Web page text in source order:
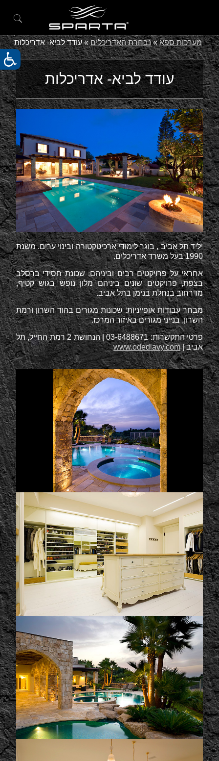
מערכות ספא»נבחרת האדריכלים»עודד לביא- אדריכלות
עודד לביא- אדריכלות
יליד תל אביב , בוגר לימודי ארכיטקטורה ובינוי ערים. משנת
1990 בעל משרד אדריכלים.
אחראי על פרויקטים רבים וביניהם: שכונת חסידי ברסלב
בצפת, פרויקטים שונים ביניהם מלון נופש בגוש קטיף,
מדרחוב בנחלת בנימן בתל אביב.
מבחר עבודות אופייניות: שכונות מגורים בהוד השרון ורמת
השרון, בנייני מגורים באיזור המרכז.
פרטי התקשרות: 03-6488671 | הנחושת 2 רמת החייל, תל
אביב |www.odedlavy.com